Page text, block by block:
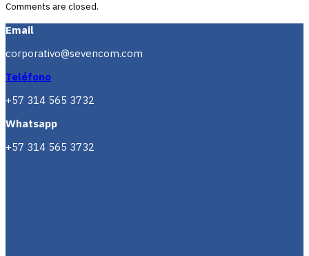
Comments are closed.
Email
corporativo@sevencom.com
Teléfono
+57 314 565 3732
Whatsapp
+57 314 565 3732